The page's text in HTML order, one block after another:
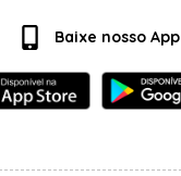
Baixe nosso App